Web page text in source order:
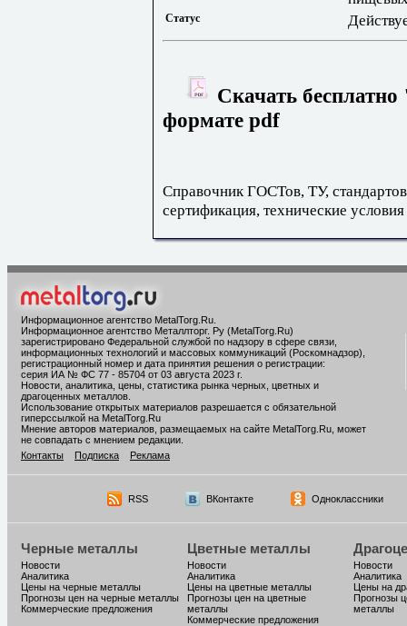
Статус
Скачать
формате pdf
Справочник ГОСТов, ТУ,
сертификация, технические условия
Информационное агентство MetalTorg.Ru
Информационное агентство Металлторг. Ру (MetalTorg.Ru)
зарегистрировано Федеральной службой по надзору в сфере связи,
информационных технологий и массовых коммуникаций (Роскомнадзор),
регистрационный номер и дата принятия решения о регистрации:
серия ИА № ФС 77 - 85704 от 03 августа 2023 г.
Новости, аналитика, цены, статистика рынка черных, цветных и
драгоценных металлов.
Использование открытых материалов разрешается с обязательной
гиперссылкой на MetalTorg.Ru
Мнение авторов материалов, размещаемых на сайте MetalTorg.Ru, может
не совпадать с мнением редакции.
Контакты
Подписка Реклама
RSS ВКонтакте Одноклассники
Черные металлы
Новости
Аналитика
Цены на черные металлы
Прогнозы цен на черные металлы
Коммерческие предложения
Цветные металлы
Новости
Аналитика
Цены на цветные металлы
Прогнозы цен на цветные
металлы
Коммерческие предложения
Новости
Аналитика
Цены на
Прогнозы
металлы